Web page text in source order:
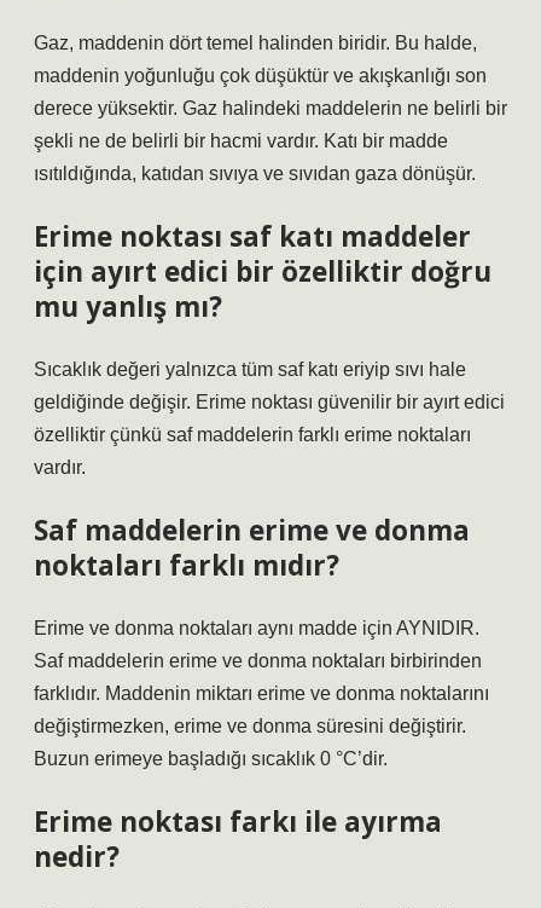
Gaz, maddenin dört temel halinden biridir. Bu halde,
maddenin yoğunluğu çok düşüktür ve akışkanlığı son
derece yüksektir. Gaz halindeki maddelerin ne belirli bir
şekli ne de belirli bir hacmi vardır. Katı bir madde
ısıtıldığında, katıdan sıvıya ve sıvıdan gaza dönüşür.
Erime noktası saf katı maddeler
için ayırt edici bir özelliktir doğru
mu yanlış mı?
Sıcaklık değeri yalnızca tüm saf katı eriyip sıvı hale
geldiğinde değişir. Erime noktası güvenilir bir ayırt edici
özelliktir çünkü saf maddelerin farklı erime noktaları
vardır.
Saf maddelerin erime ve donma
noktaları farklı mıdır?
Erime ve donma noktaları aynı madde için AYNIDIR.
Saf maddelerin erime ve donma noktaları birbirinden
farklıdır. Maddenin miktarı erime ve donma noktalarını
değiştirmezken, erime ve donma süresini değiştirir.
Buzun erimeye başladığı sıcaklık 0 °C’dir.
Erime noktası farkı ile ayırma
nedir?